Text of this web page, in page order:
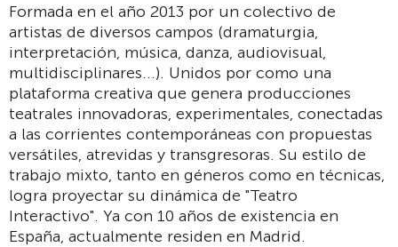
Formada en el año 2013 por un colectivo de
artistas de diversos campos (dramaturgia,
interpretación, música, danza, audiovisual,
multidisciplinares...). Unidos por como una
plataforma creativa que genera producciones
teatrales innovadoras, experimentales, conectadas
a las corrientes contemporáneas con propuestas
versátiles, atrevidas y transgresoras. Su estilo de
trabajo mixto, tanto en géneros como en técnicas,
logra proyectar su dinámica de "Teatro
Interactivo". Ya con 10 años de existencia en
España, actualmente residen en Madrid.